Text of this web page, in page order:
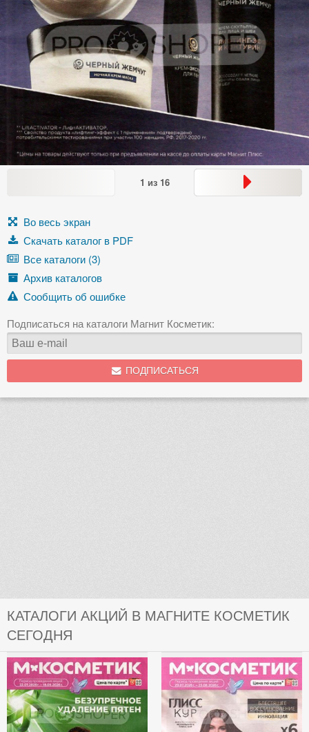
1 из 16
Во весь экран
Скачать каталог в PDF
Все каталоги (3)
Архив каталогов
Сообщить об ошибке
Подписаться на каталоги Магнит Косметик:
ПОДПИСАТЬСЯ
КАТАЛОГИ АКЦИЙ В МАГНИТЕ КОСМЕТИК
СЕГОДНЯ